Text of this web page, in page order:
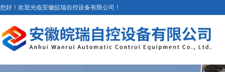
您好！欢迎光临安徽皖瑞自控设备有限公司！